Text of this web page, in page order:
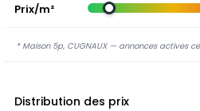
Prix/m²
* Maison 5p, CUGNAUX — annonces actives
Distribution des prix